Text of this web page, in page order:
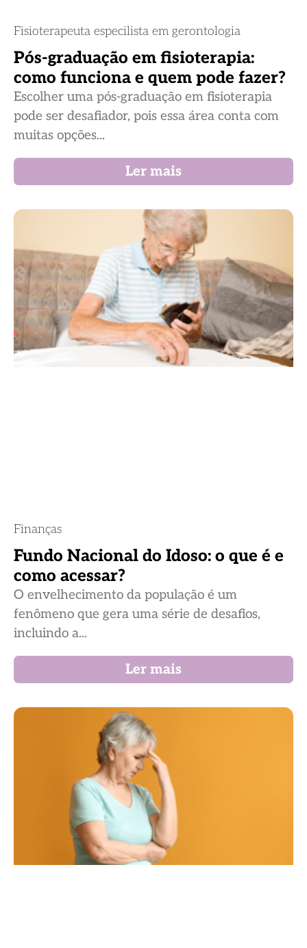
Fisioterapeuta especilista em gerontologia
Pós-graduação em fisioterapia:
como funciona e quem pode fazer?
Escolher uma pós-graduação em fisioterapia
pode ser desafiador, pois essa área conta com
muitas opções...
Ler mais
Finanças
Fundo Nacional do Idoso: o que é e
como acessar?
O envelhecimento da população é um
fenômeno que gera uma série de desafios,
incluindo a...
Ler mais